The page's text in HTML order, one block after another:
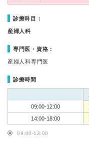
診療科目：
産婦人科
専門医・資格：
産婦人科専門医
診療時間
09:00-12:00
14:00-18:00
09:00-13:00